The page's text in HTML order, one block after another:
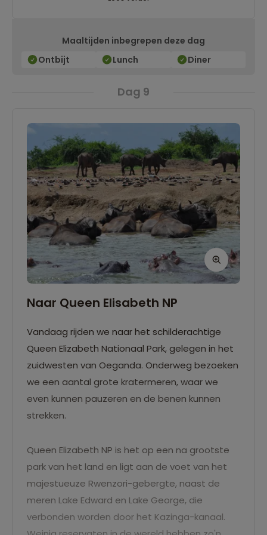
kans op ontmoetingen met de rood-witte
franjeaap, de roodstaartmeerkat, de
de wandeling genieten we van een lokale lunch
Maaltijden inbegrepen deze dag
Ontbijt
Lunch Diner
Dag 9
Naar Queen Elisabeth NP
Vandaag rijden we naar het schilderachtige
Queen Elizabeth Nationaal Park, gelegen in het
zuidwesten van Oeganda. Onderweg bezoeken
we een aantal grote kratermeren, waar we
even kunnen pauzeren en de benen kunnen
strekken.
Queen Elizabeth NP is het op een na grootste
park van het land en ligt aan de voet van het
majestueuze Rwenzori-gebergte, naast de
meren Lake Edward en Lake George, die
verbonden worden door het Kazinga-kanaal.